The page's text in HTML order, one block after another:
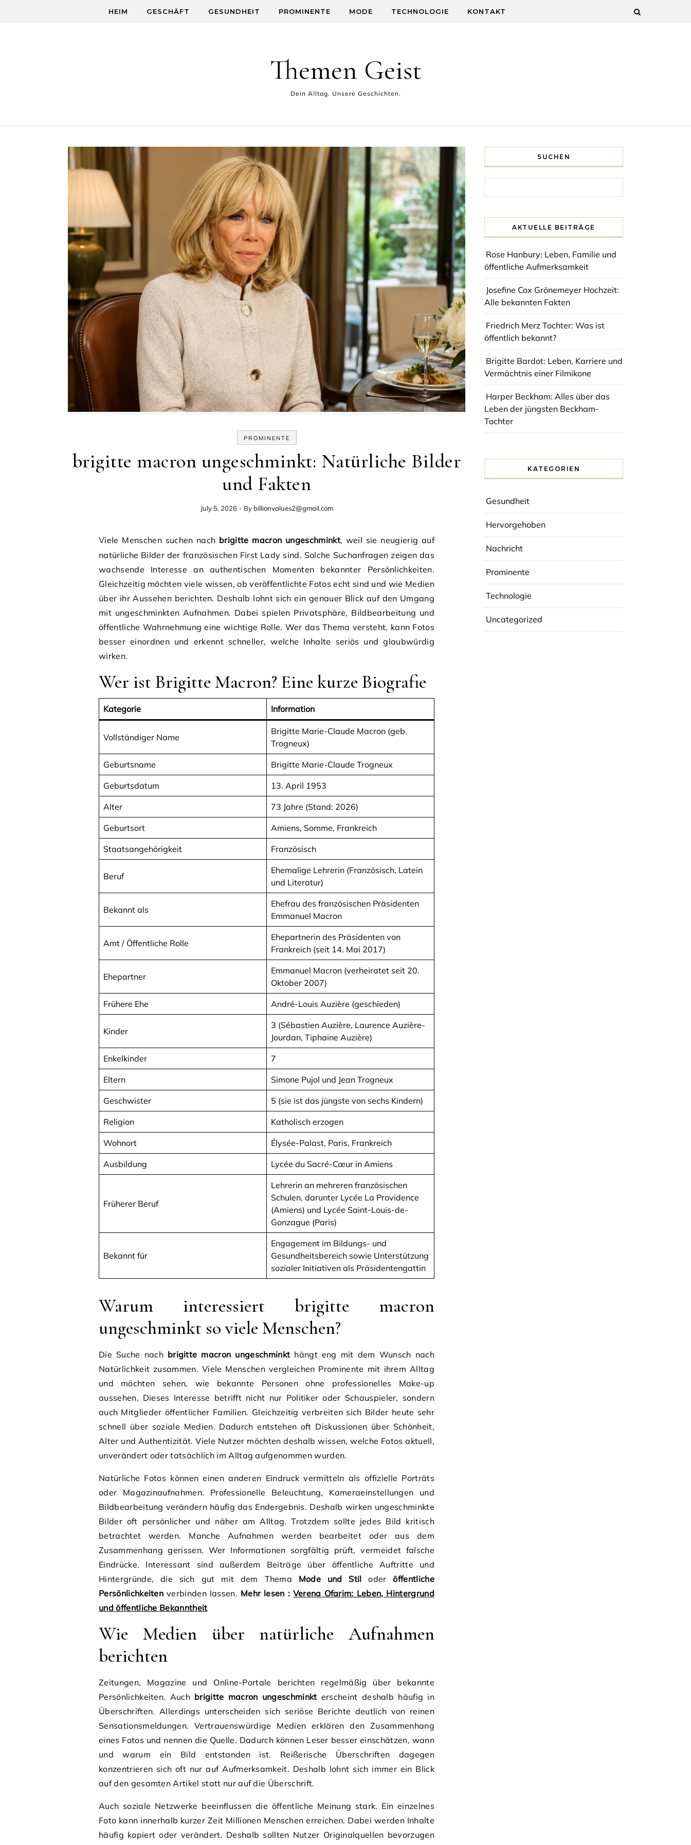
HEIM GESCHÄFT GESUNDHEIT PROMINENTE MODE TECHNOLOGIE KONTAKT
Themen Geist
Dein Alltag. Unsere Geschichten.
PROMINENTE
brigitte macron ungeschminkt: Natürliche Bilder
und Fakten
July 5, 2026 - By billionvalues2@gmail.com
Viele Menschen suchen nach brigitte macron ungeschminkt, weil sie neugierig auf
natürliche Bilder der französischen First Lady sind. Solche Suchanfragen zeigen das
wachsende Interesse an authentischen Momenten bekannter Persönlichkeiten.
Gleichzeitig möchten viele wissen, ob veröffentlichte Fotos echt sind und wie Medien
über ihr Aussehen berichten. Deshalb lohnt sich ein genauer Blick auf den Umgang
mit ungeschminkten Aufnahmen. Dabei spielen Privatsphäre, Bildbearbeitung und
öffentliche Wahrnehmung eine wichtige Rolle. Wer das Thema versteht, kann Fotos
besser einordnen und erkennt schneller, welche Inhalte seriös und glaubwürdig
wirken.
Wer ist Brigitte Macron? Eine kurze Biografie
Kategorie Information
Vollständiger Name
Brigitte Marie-Claude Macron (geb.
Trogneux)
Geburtsname Brigitte Marie-Claude Trogneux
Geburtsdatum 13. April 1953
Alter 73 Jahre (Stand: 2026)
Geburtsort Amiens, Somme, Frankreich
Staatsangehörigkeit Französisch
Beruf
Ehemalige Lehrerin (Französisch, Latein
und Literatur)
Bekannt als
Ehefrau des französischen Präsidenten
Emmanuel Macron
Amt / Öffentliche Rolle
Ehepartnerin des Präsidenten von
Frankreich (seit 14. Mai 2017)
Ehepartner
Emmanuel Macron (verheiratet seit 20.
Oktober 2007)
Frühere Ehe André-Louis Auzière (geschieden)
Kinder
3 (Sébastien Auzière, Laurence Auzière-
Jourdan, Tiphaine Auzière)
Enkelkinder 7
Eltern Simone Pujol und Jean Trogneux
Geschwister 5 (sie ist das jüngste von sechs Kindern)
Religion Katholisch erzogen
Wohnort Élysée-Palast, Paris, Frankreich
Ausbildung Lycée du Sacré-Cœur in Amiens
Früherer Beruf
Lehrerin an mehreren französischen
Schulen, darunter Lycée La Providence
(Amiens) und Lycée Saint-Louis-de-
Gonzague (Paris)
Bekannt für
Engagement im Bildungs- und
Gesundheitsbereich sowie Unterstützung
sozialer Initiativen als Präsidentengattin
Warum interessiert brigitte macron
ungeschminkt so viele Menschen?
Die Suche nach brigitte macron ungeschminkt hängt eng mit dem Wunsch nach
Natürlichkeit zusammen. Viele Menschen vergleichen Prominente mit ihrem Alltag
und möchten sehen, wie bekannte Personen ohne professionelles Make-up
aussehen. Dieses Interesse betrifft nicht nur Politiker oder Schauspieler, sondern
auch Mitglieder öffentlicher Familien. Gleichzeitig verbreiten sich Bilder heute sehr
schnell über soziale Medien. Dadurch entstehen oft Diskussionen über Schönheit,
Alter und Authentizität. Viele Nutzer möchten deshalb wissen, welche Fotos aktuell,
unverändert oder tatsächlich im Alltag aufgenommen wurden.
Natürliche Fotos können einen anderen Eindruck vermitteln als offizielle Porträts
oder Magazinaufnahmen. Professionelle Beleuchtung, Kameraeinstellungen und
Bildbearbeitung verändern häufig das Endergebnis. Deshalb wirken ungeschminkte
Bilder oft persönlicher und näher am Alltag. Trotzdem sollte jedes Bild kritisch
betrachtet werden. Manche Aufnahmen werden bearbeitet oder aus dem
Zusammenhang gerissen. Wer Informationen sorgfältig prüft, vermeidet falsche
Eindrücke. Interessant sind außerdem Beiträge über öffentliche Auftritte und
Hintergründe, die sich gut mit dem Thema Mode und Stil oderöffentliche
Persönlichkeiten verbinden lassen. Mehr lesen : Verena Ofarim: Leben, Hintergrund
und öffentliche Bekanntheit
Wie Medien über natürliche Aufnahmen
berichten
Zeitungen, Magazine und Online-Portale berichten regelmäßig über bekannte
Persönlichkeiten. Auch brigitte macron ungeschminkt erscheint deshalb häufig in
Überschriften. Allerdings unterscheiden sich seriöse Berichte deutlich von reinen
Sensationsmeldungen. Vertrauenswürdige Medien erklären den Zusammenhang
eines Fotos und nennen die Quelle. Dadurch können Leser besser einschätzen, wann
und warum ein Bild entstanden ist. Reißerische Überschriften dagegen
konzentrieren sich oft nur auf Aufmerksamkeit. Deshalb lohnt sich immer ein Blick
auf den gesamten Artikel statt nur auf die Überschrift.
Auch soziale Netzwerke beeinflussen die öffentliche Meinung stark. Ein einzelnes
Foto kann innerhalb kurzer Zeit Millionen Menschen erreichen. Dabei werden Inhalte
häufig kopiert oder verändert. Deshalb sollten Nutzer Originalquellen bevorzugen
SUCHEN
AKTUELLE BEITRÄGE
Rose Hanbury: Leben, Familie und
öffentliche Aufmerksamkeit
Josefine Cox Grönemeyer Hochzeit:
Alle bekannten Fakten
Friedrich Merz Tochter: Was ist
öffentlich bekannt?
Brigitte Bardot: Leben, Karriere und
Vermächtnis einer Filmikone
Harper Beckham: Alles über das
Leben der jüngsten Beckham-
Tochter
KATEGORIEN
Gesundheit
Hervorgehoben
Nachricht
Prominente
Technologie
Uncategorized